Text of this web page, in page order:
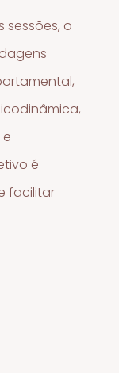
sessões, o
é
facilitar